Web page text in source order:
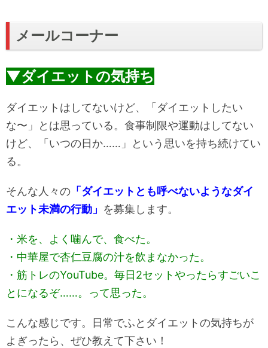
メールコーナー
▼ダイエットの気持ち
ダイエットはしてないけど、「ダイエットしたい
な〜」とは思っている。食事制限や運動はしてない
けど、「いつの日か……」という思いを持ち続けてい
る。
そんな人々の 「ダイエットとも呼べないようなダイ
エット未満の行動」 を募集します。
・米を、よく噛んで、食べた。
・中華屋で杏仁豆腐の汁を飲まなかった。
・筋トレのYouTube。毎日2セットやったらすごいこ
とになるぞ……。って思った。
こんな感じです。日常でふとダイエットの気持ちが
よぎったら、ぜひ教えて下さい！